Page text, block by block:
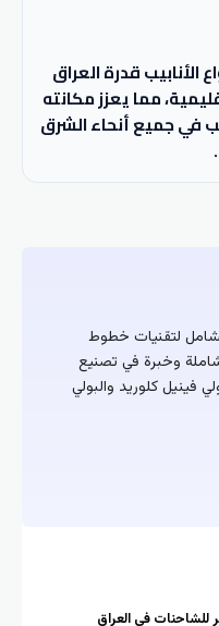
الأنابيب قدرة العراق
مما يعزز مكانته
في جميع أنحاء الشرق
لتقنيات خطوط
وخبرة في تصنيع
فينيل كلوريد والبولي
للشاحنات في العراق